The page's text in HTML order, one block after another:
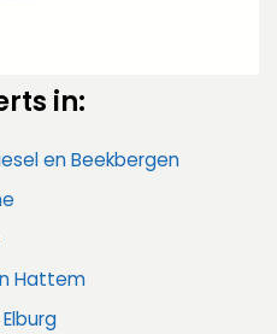
in:
en Beekbergen
Hattem
Elburg